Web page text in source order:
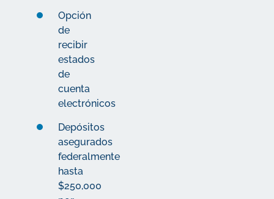
Opción
de
recibir
estados
de
cuenta
electrónicos
Depósitos
asegurados
federalmente
hasta
$250,000